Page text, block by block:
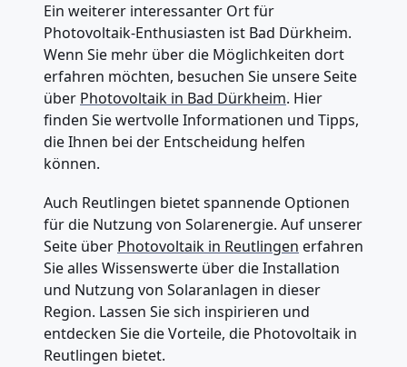
Ein weiterer interessanter Ort für
Photovoltaik-Enthusiasten ist Bad Dürkheim.
Wenn Sie mehr über die Möglichkeiten dort
erfahren möchten, besuchen Sie unsere Seite
über Photovoltaik in Bad Dürkheim. Hier
finden Sie wertvolle Informationen und Tipps,
die Ihnen bei der Entscheidung helfen
können.
Auch Reutlingen bietet spannende Optionen
für die Nutzung von Solarenergie. Auf unserer
Seite über Photovoltaik in Reutlingen erfahren
Sie alles Wissenswerte über die Installation
und Nutzung von Solaranlagen in dieser
Region. Lassen Sie sich inspirieren und
entdecken Sie die Vorteile, die Photovoltaik in
Reutlingen bietet.